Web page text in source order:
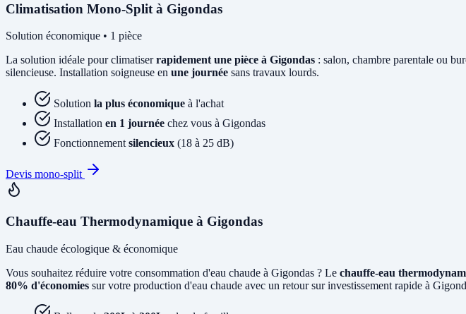
Climatisation Mono-Split à Gigondas
Solution économique • 1 pièce
La solution idéale pour climatiserrapidement une pièce à Gigondas : salon, chambre parentale ou
silencieuse. Installation soigneuse en une journée sans travaux lourds.
Solution la plus économique à l'achat
Installation en 1 journée chez vous à Gigondas
Fonctionnement silencieux (18 à 25 dB)
Devis mono-split
Chauffe-eau Thermodynamique à Gigondas
Eau chaude écologique & économique
Vous souhaitez réduire votre consommation d'eau chaude à Gigondas ? Le chauffe-eau
80% d'économies sur votre production d'eau chaude avec un retour sur investissement rapide à